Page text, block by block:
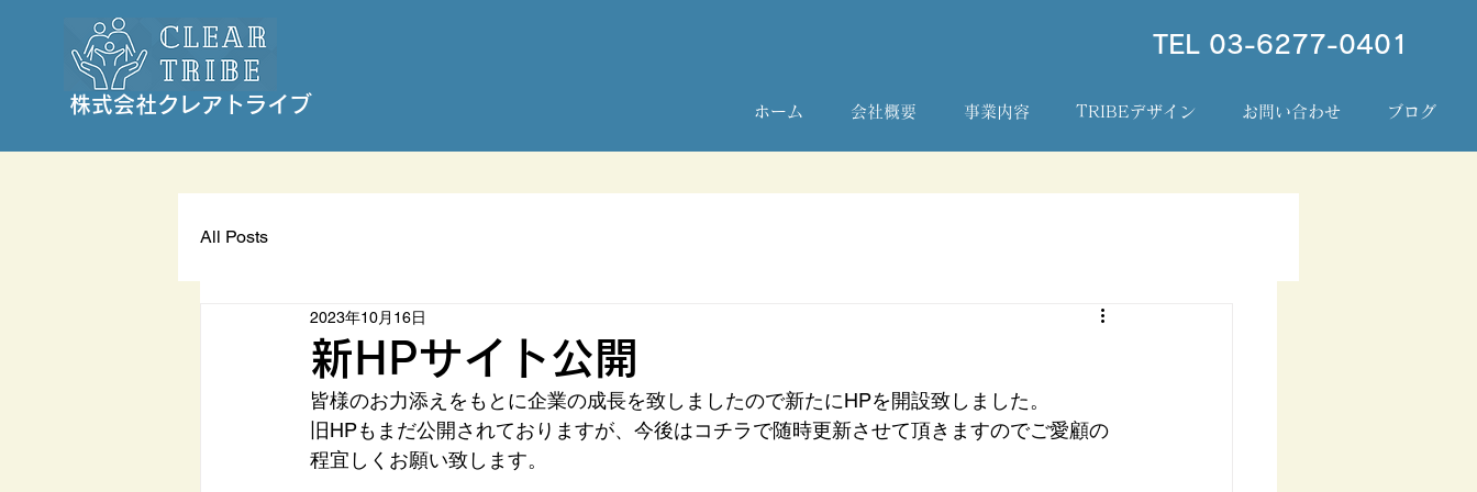
株式会社クレアトライブ
TEL 03-6277-0401
ホーム 会社概要 事業内容 TRIBEデザイン お問い合わせ ブログ
All Posts
新HPサイト公開
2023年10月16日
皆様のお力添えをもとに企業の成長を致しましたので新たにHPを開設致しました。
旧HPもまだ公開されておりますが、今後はコチラで随時更新させて頂きますのでご愛顧の
程宜しくお願い致します。